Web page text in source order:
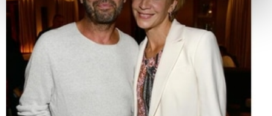
bestimmten Merkmalen (Fingerprinting) identifizieren
Erfahren Sie mehr darüber, wie Ihre persönlichen Daten
verarbeitet werden, und legen Sie Ihre Präferenzen im
Abschnitt Einzelheiten
fest.
Wir verwenden Cookies, um Inhalte und Anzeigen zu
personalisieren, Funktionen für soziale Medien anbieten
zu können und die Zugriffe auf unsere Website zu